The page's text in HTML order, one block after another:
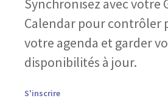
Synchronisez avec votre
Calendar pour contrôler
votre agenda et garder
disponibilités à jour.
S'inscrire